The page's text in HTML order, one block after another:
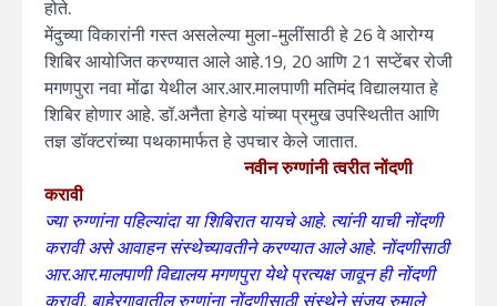
होते.
मेंदुच्या विकारांनी गस्त असलेल्या मुला-मुलींसाठी हे 26 वे आरोग्य
शिबिर आयोजित करण्यात आले आहे.19, 20 आणि 21 सप्टेंबर रोजी
मगणपुरा नवा मोंढा येथील आर.आर.मालपाणी मतिमंद विद्यालयात हे
शिबिर होणार आहे. डॉ.अनैता हेगडे यांच्या प्रमुख उपस्थितीत आणि
तज्ञ डॉक्टरांच्या पथकामार्फत हे उपचार केले जातात.
नवीन रुग्णांनी त्वरीत नोंदणी
करावी
ज्या रुग्णांना पहिल्यांदा या शिबिरात यायचे आहे. त्यांनी याची नोंदणी
करावी असे आवाहन संस्थेच्यावतीने करण्यात आले आहे. नोंदणीसाठी
आर.आर.मालपाणी विद्यालय मगणपुरा येथे प्रत्यक्ष जावून ही नोंदणी